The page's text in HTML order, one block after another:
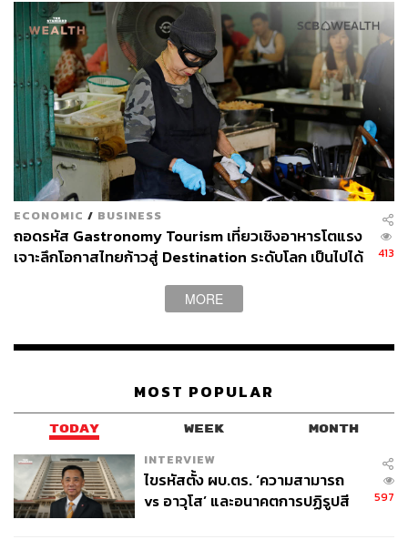
ECONOMIC / BUSINESS
ถอดรหัส Gastronomy Tourism เที่ยวเชิงอาหารโตแรง
เจาะลึกโอกาสไทยก้าวสู่ Destination ระดับโลก เป็นไปได้
413
MORE
MOST POPULAR
TODAY WEEK MONTH
INTERVIEW
ไขรหัสตั้ง ผบ.ตร. ‘ความสามารถ
vs อาวุโส’ และอนาคตการปฏิรูปสี
597